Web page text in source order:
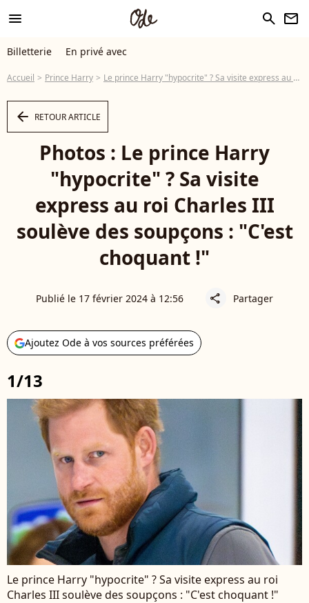
menu search newsletter
Billetterie En privé avec
Accueil Prince Harry Le prince Harry "hypocrite" ? Sa visite express au roi Charles III soulève des soupçons : "C'est choquant !"
arrow_left RETOUR ARTICLE
Photos : Le prince Harry
"hypocrite" ? Sa visite
express au roi Charles III
soulève des soupçons : "C'est
choquant !"
Publié le 17 février 2024 à 12:56 share Partager
Ajoutez Ode à vos sources préférées
1/13
Le prince Harry "hypocrite" ? Sa visite express au roi
Charles III soulève des soupçons : "C'est choquant !"